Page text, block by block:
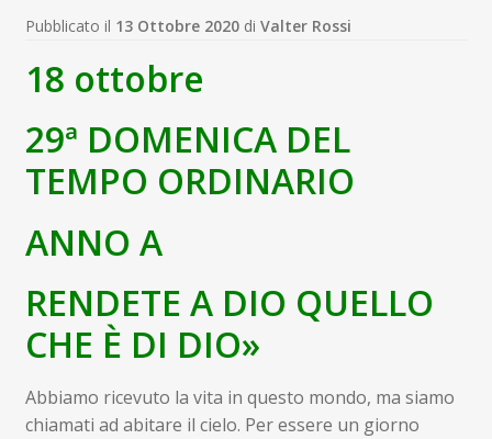
Riviste
Scuola
Don Bosco
Pubblicato il 13 Ottobre 2020 di Valter Rossi
18 ottobre
29ª DOMENICA DEL
TEMPO ORDINARIO
ANNO A
RENDETE A DIO QUELLO
CHE È DI DIO»
Abbiamo ricevuto la vita in questo mondo, ma siamo
chiamati ad abitare il cielo. Per essere un giorno